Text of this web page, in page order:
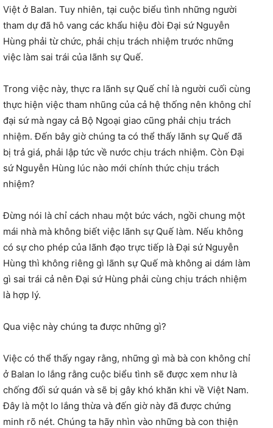
Việt ở Balan. Tuy nhiên, tại cuộc biểu tình những người
tham dự đã hô vang các khẩu hiệu đòi Đại sứ Nguyễn
Hùng phải từ chức, phải chịu trách nhiệm trước những
việc làm sai trái của lãnh sự Quế.
Trong việc này, thực ra lãnh sự Quế chỉ là người cuối cùng
thực hiện việc tham nhũng của cả hệ thống nên không chỉ
đại sứ mà ngay cả Bộ Ngoại giao cũng phải chịu trách
nhiệm. Đến bây giờ chúng ta có thể thấy lãnh sự Quế đã
bị trả giá, phải lập tức về nước chịu trách nhiệm. Còn Đại
sứ Nguyễn Hùng lúc nào mới chính thức chịu trách
nhiệm?
Đừng nói là chỉ cách nhau một bức vách, ngồi chung một
mái nhà mà không biết việc lãnh sự Quế làm. Nếu không
có sự cho phép của lãnh đạo trực tiếp là Đại sứ Nguyễn
Hùng thì không riêng gì lãnh sự Quế mà không ai dám làm
gì sai trái cả nên Đại sứ Hùng phải cùng chịu trách nhiệm
là hợp lý.
Qua việc này chúng ta được những gì?
Việc có thể thấy ngay rằng, những gì mà bà con không chỉ
ở Balan lo lắng rằng cuộc biểu tình sẽ được xem như là
chống đối sứ quán và sẽ bị gây khó khăn khi về Việt Nam.
Đây là một lo lắng thừa và đến giờ này đã được chứng
minh rõ nét. Chúng ta hãy nhìn vào những bà con thiện